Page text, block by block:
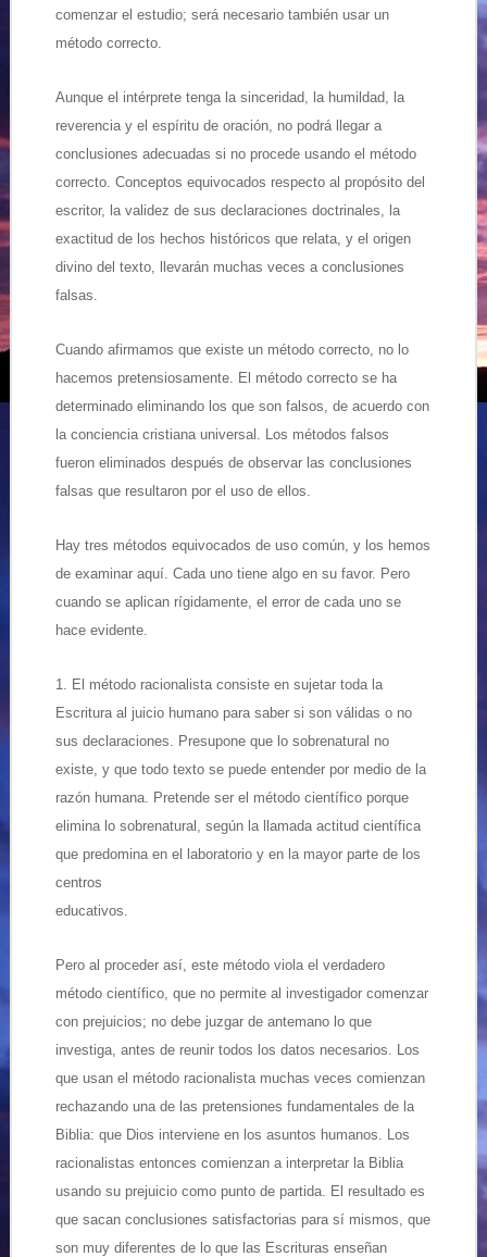
comenzar el estudio; será necesario también usar un
método correcto.
Aunque el intérprete tenga la sinceridad, la humildad, la
reverencia y el espíritu de oración, no podrá llegar a
conclusiones adecuadas si no procede usando el método
correcto. Conceptos equivocados respecto al propósito del
escritor, la validez de sus declaraciones doctrinales, la
exactitud de los hechos históricos que relata, y el origen
divino del texto, llevarán muchas veces a conclusiones
falsas.
Cuando afirmamos que existe un método correcto, no lo
hacemos pretensiosamente. El método correcto se ha
determinado eliminando los que son falsos, de acuerdo con
la conciencia cristiana universal. Los métodos falsos
fueron eliminados después de observar las conclusiones
falsas que resultaron por el uso de ellos.
Hay tres métodos equivocados de uso común, y los hemos
de examinar aquí. Cada uno tiene algo en su favor. Pero
cuando se aplican rígidamente, el error de cada uno se
hace evidente.
1. El método racionalista consiste en sujetar toda la
Escritura al juicio humano para saber si son válidas o no
sus declaraciones. Presupone que lo sobrenatural no
existe, y que todo texto se puede entender por medio de la
razón humana. Pretende ser el método científico porque
elimina lo sobrenatural, según la llamada actitud científica
que predomina en el laboratorio y en la mayor parte de los
centros
educativos.
Pero al proceder así, este método viola el verdadero
método científico, que no permite al investigador comenzar
con prejuicios; no debe juzgar de antemano lo que
investiga, antes de reunir todos los datos necesarios. Los
que usan el método racionalista muchas veces comienzan
rechazando una de las pretensiones fundamentales de la
Biblia: que Dios interviene en los asuntos humanos. Los
racionalistas entonces comienzan a interpretar la Biblia
usando su prejuicio como punto de partida. El resultado es
que sacan conclusiones satisfactorias para sí mismos, que
son muy diferentes de lo que las Escrituras enseñan